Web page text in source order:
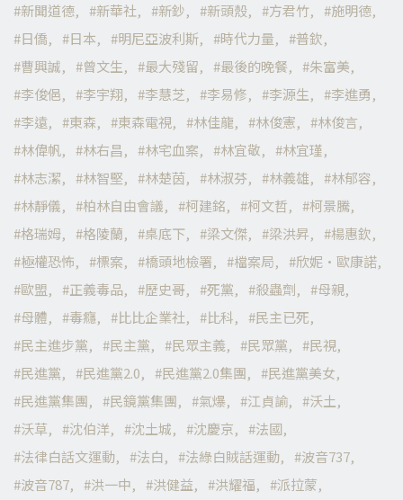
新聞道德
新華社 新鈔 新頭殼 方君竹
施明德
日僑
日本 明尼亞波利斯 時代力量
普欽
曹興誠
曾文生 最大殘留 最後的晚餐
朱富美
李俊俋
李宇翔 李慧芝 李易修 李源生
李進勇
李遠
東森 東森電視 林佳龍 林俊憲
林俊言
林偉帆
林右昌 林宅血案 林宜敬
林宜瑾
林志潔
林智堅 林楚茵 林淑芬 林義雄
林郁容
林靜儀
柏林自由會議 柯建銘 柯文哲
柯景騰
格瑞姆
格陵蘭 桌底下 梁文傑 梁洪昇
楊惠欽
極權恐怖
標案 橋頭地檢署 檔案局
欣妮·歐康諾
歐盟
正義毒品 歷史哥 死黨 殺蟲劑
母親
母體
毒癮 比比企業社 比科
民主已死
民主進步黨
民主黨 民眾主義 民眾黨
民視
民進黨
民進黨2.0 民進黨2.0集團
民進黨美女
民進黨集團
民鏡黨集團 氣爆 江貞諭
沃土
沃草
沈伯洋 沈土城 沈慶京
法國
法律白話文運動
法白 法綠白賊話運動
波音737
波音787
洪一中 洪健益 洪耀福
派拉蒙